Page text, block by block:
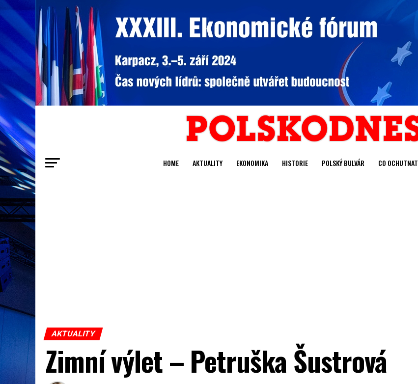
HOME AKTUALITY EKONOMIKA HISTORIE POLSKÝ BULVÁR CO OCHUTNAT
AKTUALITY
Zimní výlet – Petruška Šustrová